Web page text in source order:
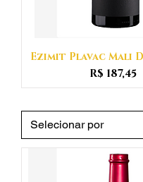
Ezimit Plavac Mali
Preço
R$ 187,45